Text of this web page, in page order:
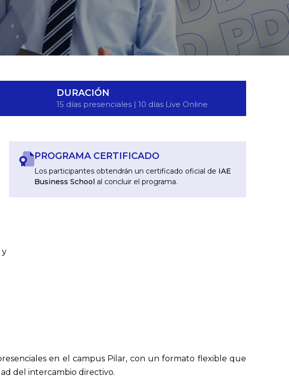
DURACIÓN
15 días presenciales | 10 días Live Online
y
PROGRAMA CERTIFICADO
Los participantes obtendrán un certificado oficial de IAE
Business School al concluir el programa.
en el campus Pilar, con un formato flexible que
del intercambio directivo.​​